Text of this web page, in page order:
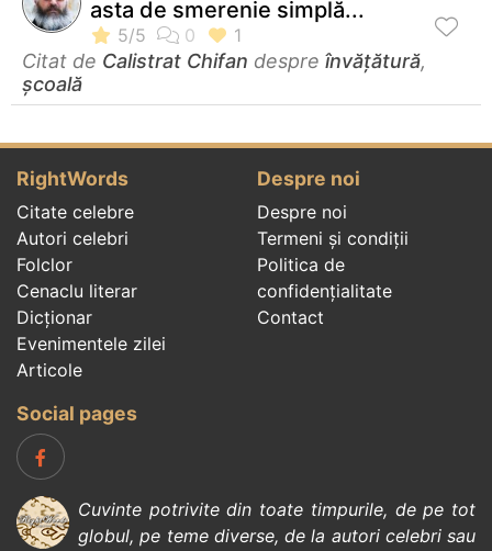
asta de smerenie simplă...
Citat de Calistrat Chifan despre învățătură,
școală
RightWords
Citate celebre
Autori celebri
Folclor
Cenaclu literar
Dicționar
Evenimentele zilei
Articole
Despre noi
Despre noi
Termeni și condiții
Politica de
confidenţialitate
Contact
Social pages
Cuvinte potrivite din toate timpurile, de pe tot
globul, pe teme diverse, de la autori celebrisau